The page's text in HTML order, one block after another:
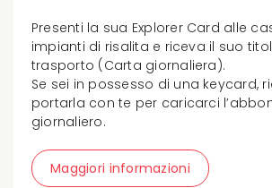
Presenti la sua Explorer Card alle
impianti di risalita e riceva il suo
trasporto (Carta giornaliera).
Se sei in possesso di una keycard,
portarla con te per caricarci
giornaliero.
Maggiori informazioni